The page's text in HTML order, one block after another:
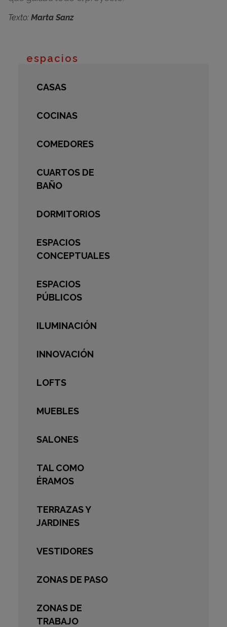
Texto: Marta Sanz
espacios
CASAS
COCINAS
COMEDORES
CUARTOS DE
BAÑO
DORMITORIOS
ESPACIOS
CONCEPTUALES
ESPACIOS
PÚBLICOS
ILUMINACIÓN
INNOVACIÓN
LOFTS
MUEBLES
SALONES
TAL COMO
ÉRAMOS
TERRAZAS Y
JARDINES
VESTIDORES
ZONAS DE PASO
ZONAS DE
TRABAJO